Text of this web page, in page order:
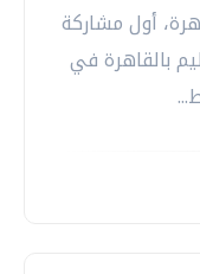
أول مشاركة
بالقاهرة في